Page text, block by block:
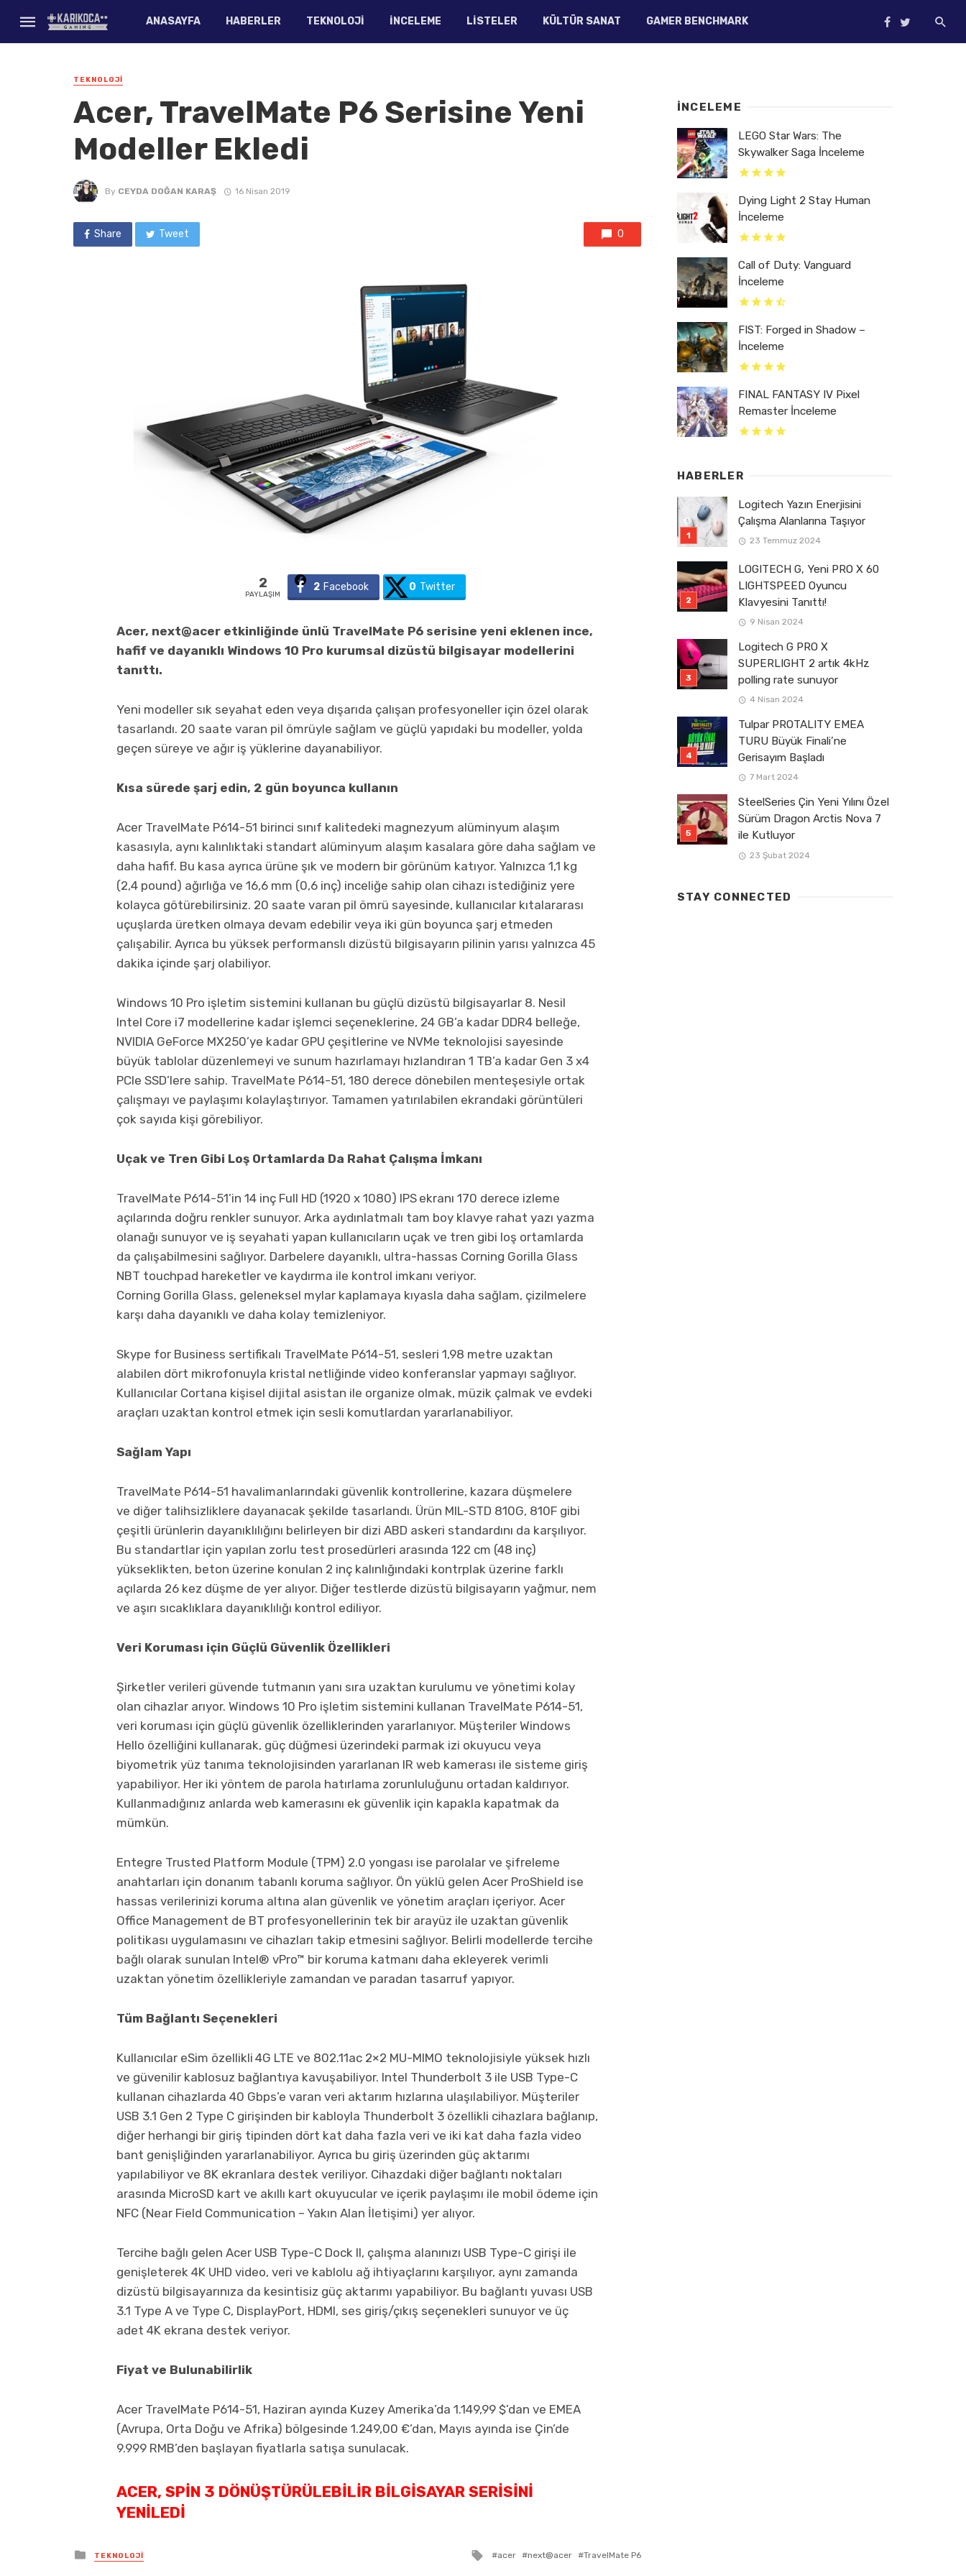
ANASAYFA HABERLER TEKNOLOJI İNCELEME LISTELER KÜLTÜR SANAT GAMER BENCHMARK
TEKNOLOJI
Acer, TravelMate P6 Serisine Yeni
Modeller Ekledi
By CEYDA DOĞAN KARAŞ 16 Nisan 2019
Share Tweet 0
2
PAYLAŞIM
2 Facebook 0 Twitter
Acer, next@acer etkinliğinde ünlü TravelMate P6 serisine yeni eklenen ince,
hafif ve dayanıklı Windows 10 Pro kurumsal dizüstü bilgisayar modellerini
tanıttı.
Yeni modeller sık seyahat eden veya dışarıda çalışan profesyoneller için özel olarak
tasarlandı. 20 saate varan pil ömrüyle sağlam ve güçlü yapıdaki bu modeller, yolda
geçen süreye ve ağır iş yüklerine dayanabiliyor.
Kısa sürede şarj edin, 2 gün boyunca kullanın
Acer TravelMate P614-51 birinci sınıf kalitedeki magnezyum alüminyum alaşım
kasasıyla, aynı kalınlıktaki standart alüminyum alaşım kasalara göre daha sağlam ve
daha hafif. Bu kasa ayrıca ürüne şık ve modern bir görünüm katıyor. Yalnızca 1,1 kg
(2,4 pound) ağırlığa ve 16,6 mm (0,6 inç) inceliğe sahip olan cihazı istediğiniz yere
kolayca götürebilirsiniz. 20 saate varan pil ömrü sayesinde, kullanıcılar kıtalararası
uçuşlarda üretken olmaya devam edebilir veya iki gün boyunca şarj etmeden
çalışabilir. Ayrıca bu yüksek performanslı dizüstü bilgisayarın pilinin yarısı yalnızca 45
dakika içinde şarj olabiliyor.
Windows 10 Pro işletim sistemini kullanan bu güçlü dizüstü bilgisayarlar 8. Nesil
Intel Core i7 modellerine kadar işlemci seçeneklerine, 24 GB’a kadar DDR4 belleğe,
NVIDIA GeForce MX250’ye kadar GPU çeşitlerine ve NVMe teknolojisi sayesinde
büyük tablolar düzenlemeyi ve sunum hazırlamayı hızlandıran 1 TB’a kadar Gen 3 x4
PCIe SSD’lere sahip. TravelMate P614-51, 180 derece dönebilen menteşesiyle ortak
çalışmayı ve paylaşımı kolaylaştırıyor. Tamamen yatırılabilen ekrandaki görüntüleri
çok sayıda kişi görebiliyor.
Uçak ve Tren Gibi Loş Ortamlarda Da Rahat Çalışma İmkanı
TravelMate P614-51’in 14 inç Full HD (1920 x 1080) IPS ekranı 170 derece izleme
açılarında doğru renkler sunuyor. Arka aydınlatmalı tam boy klavye rahat yazı yazma
olanağı sunuyor ve iş seyahati yapan kullanıcıların uçak ve tren gibi loş ortamlarda
da çalışabilmesini sağlıyor. Darbelere dayanıklı, ultra-hassas Corning Gorilla Glass
NBT touchpad hareketler ve kaydırma ile kontrol imkanı veriyor.
Corning Gorilla Glass, geleneksel mylar kaplamaya kıyasla daha sağlam, çizilmelere
karşı daha dayanıklı ve daha kolay temizleniyor.
Skype for Business sertifikalı TravelMate P614-51, sesleri 1,98 metre uzaktan
alabilen dört mikrofonuyla kristal netliğinde video konferanslar yapmayı sağlıyor.
Kullanıcılar Cortana kişisel dijital asistan ile organize olmak, müzik çalmak ve evdeki
araçları uzaktan kontrol etmek için sesli komutlardan yararlanabiliyor.
Sağlam Yapı
TravelMate P614-51 havalimanlarındaki güvenlik kontrollerine, kazara düşmelere
ve diğer talihsizliklere dayanacak şekilde tasarlandı. Ürün MIL-STD 810G, 810F gibi
çeşitli ürünlerin dayanıklılığını belirleyen bir dizi ABD askeri standardını da karşılıyor.
Bu standartlar için yapılan zorlu test prosedürleri arasında 122 cm (48 inç)
yükseklikten, beton üzerine konulan 2 inç kalınlığındaki kontrplak üzerine farklı
açılarda 26 kez düşme de yer alıyor. Diğer testlerde dizüstü bilgisayarın yağmur, nem
ve aşırı sıcaklıklara dayanıklılığı kontrol ediliyor.
Veri Koruması için Güçlü Güvenlik Özellikleri
Şirketler verileri güvende tutmanın yanı sıra uzaktan kurulumu ve yönetimi kolay
olan cihazlar arıyor. Windows 10 Pro işletim sistemini kullanan TravelMate P614-51,
veri koruması için güçlü güvenlik özelliklerinden yararlanıyor. Müşteriler Windows
Hello özelliğini kullanarak, güç düğmesi üzerindeki parmak izi okuyucu veya
biyometrik yüz tanıma teknolojisinden yararlanan IR web kamerası ile sisteme giriş
yapabiliyor. Her iki yöntem de parola hatırlama zorunluluğunu ortadan kaldırıyor.
Kullanmadığınız anlarda web kamerasını ek güvenlik için kapakla kapatmak da
mümkün.
Entegre Trusted Platform Module (TPM) 2.0 yongası ise parolalar ve şifreleme
anahtarları için donanım tabanlı koruma sağlıyor. Ön yüklü gelen Acer ProShield ise
hassas verilerinizi koruma altına alan güvenlik ve yönetim araçları içeriyor. Acer
Office Management de BT profesyonellerinin tek bir arayüz ile uzaktan güvenlik
politikası uygulamasını ve cihazları takip etmesini sağlıyor. Belirli modellerde tercihe
bağlı olarak sunulan Intel® vPro™ bir koruma katmanı daha ekleyerek verimli
uzaktan yönetim özellikleriyle zamandan ve paradan tasarruf yapıyor.
Tüm Bağlantı Seçenekleri
Kullanıcılar eSim özellikli 4G LTE ve 802.11ac 2×2 MU-MIMO teknolojisiyle yüksek hızlı
ve güvenilir kablosuz bağlantıya kavuşabiliyor. Intel Thunderbolt 3 ile USB Type-C
kullanan cihazlarda 40 Gbps’e varan veri aktarım hızlarına ulaşılabiliyor. Müşteriler
USB 3.1 Gen 2 Type C girişinden bir kabloyla Thunderbolt 3 özellikli cihazlara bağlanıp,
diğer herhangi bir giriş tipinden dört kat daha fazla veri ve iki kat daha fazla video
bant genişliğinden yararlanabiliyor. Ayrıca bu giriş üzerinden güç aktarımı
yapılabiliyor ve 8K ekranlara destek veriliyor. Cihazdaki diğer bağlantı noktaları
arasında MicroSD kart ve akıllı kart okuyucular ve içerik paylaşımı ile mobil ödeme için
NFC (Near Field Communication – Yakın Alan İletişimi) yer alıyor.
Tercihe bağlı gelen Acer USB Type-C Dock II, çalışma alanınızı USB Type-C girişi ile
genişleterek 4K UHD video, veri ve kablolu ağ ihtiyaçlarını karşılıyor, aynı zamanda
dizüstü bilgisayarınıza da kesintisiz güç aktarımı yapabiliyor. Bu bağlantı yuvası USB
3.1 Type A ve Type C, DisplayPort, HDMI, ses giriş/çıkış seçenekleri sunuyor ve üç
adet 4K ekrana destek veriyor.
Fiyat ve Bulunabilirlik
Acer TravelMate P614-51, Haziran ayında Kuzey Amerika’da 1.149,99 $’dan ve EMEA
(Avrupa, Orta Doğu ve Afrika) bölgesinde 1.249,00 €’dan, Mayıs ayında ise Çin’de
9.999 RMB’den başlayan fiyatlarla satışa sunulacak.
ACER, SPIN 3 DÖNÜŞTÜRÜLEBILIR BILGISAYAR SERISINI
YENILEDI
Posted
in
TEKNOLOJI
Tagged
acer next@acer TravelMate P6
İNCELEME
LEGO Star Wars: The
Skywalker Saga İnceleme
Dying Light 2 Stay Human
İnceleme
Call of Duty: Vanguard
İnceleme
FIST: Forged in Shadow –
İnceleme
FINAL FANTASY IV Pixel
Remaster İnceleme
HABERLER
Logitech Yazın Enerjisini
Çalışma Alanlarına Taşıyor
23 Temmuz 2024
LOGITECH G, Yeni PRO X 60
LIGHTSPEED Oyuncu
Klavyesini Tanıttı!
9 Nisan 2024
Logitech G PRO X
SUPERLIGHT 2 artık 4kHz
polling rate sunuyor
4 Nisan 2024
Tulpar PROTALITY EMEA
TURU Büyük Finali’ne
Gerisayım Başladı
7 Mart 2024
SteelSeries Çin Yeni Yılını Özel
Sürüm Dragon Arctis Nova 7
ile Kutluyor
23 Şubat 2024
STAY CONNECTED